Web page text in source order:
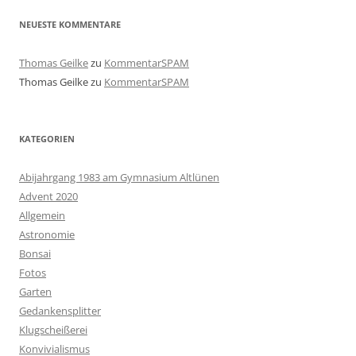
NEUESTE KOMMENTARE
Thomas Geilkezu KommentarSPAM
Thomas Geilkezu KommentarSPAM
KATEGORIEN
Abijahrgang 1983 am Gymnasium Altlünen
Advent 2020
Allgemein
Astronomie
Bonsai
Fotos
Garten
Gedankensplitter
Klugscheißerei
Konvivialismus